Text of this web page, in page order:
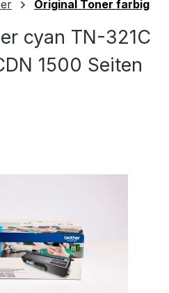
Original Toner farbig
cyan TN-321C
1500 Seiten